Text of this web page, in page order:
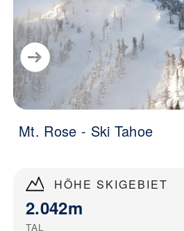
HÖHE SKIGEBIET
2.042m
TAL
Mt. Rose - Ski Tahoe